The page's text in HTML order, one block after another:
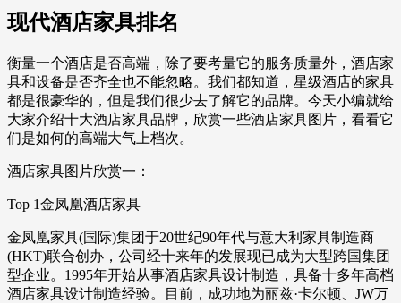
现代酒店家具排名
衡量一个酒店是否高端，除了要考量它的服务质量外，酒店家
具和设备是否齐全也不能忽略。我们都知道，星级酒店的家具
都是很豪华的，但是我们很少去了解它的品牌。今天小编就给
大家介绍十大酒店家具品牌，欣赏一些酒店家具图片，看看它
们是如何的高端大气上档次。
酒店家具图片欣赏一：
Top 1金凤凰酒店家具
金凤凰家具(国际)集团于20世纪90年代与意大利家具制造商
(HKT)联合创办，公司经十来年的发展现已成为大型跨国集团
型企业。1995年开始从事酒店家具设计制造，具备十多年高档
酒店家具设计制造经验。目前，成功地为丽兹·卡尔顿、JW万